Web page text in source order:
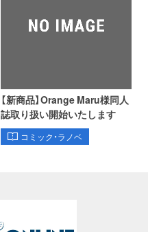
【新商品】Orange Maru様同人
誌取り扱い開始いたします
コミック・ラノベ